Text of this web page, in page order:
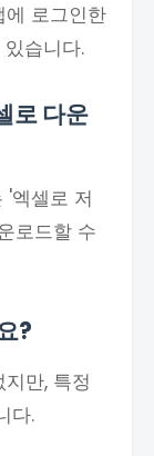
에 로그인한
습니다.
로 다운
'엑셀로 저
로드할 수
?
만, 특정
다.